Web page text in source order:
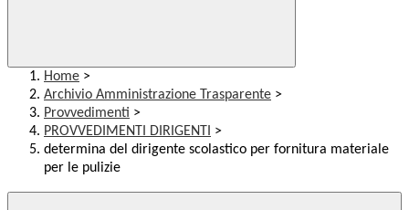
Home >
Archivio Amministrazione Trasparente >
Provvedimenti >
PROVVEDIMENTI DIRIGENTI >
determina del dirigente scolastico per fornitura materiale
per le pulizie